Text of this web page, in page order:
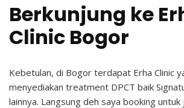
Berkunjung ke
Clinic Bogor
Kebetulan, di Bogor terdapat Erha Clinic
menyediakan treatment DPCT baik
lainnya. Langsung deh saya booking